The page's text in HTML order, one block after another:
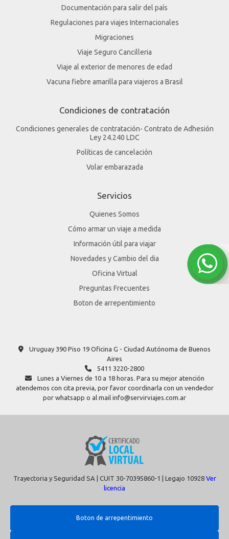
Documentación para salir del país
Regulaciones para viajes Internacionales
Migraciones
Viaje Seguro Cancilleria
Viaje al exterior de menores de edad
Vacuna fiebre amarilla para viajeros a Brasil
Condiciones de contratación
Condiciones generales de contratación- Contrato de Adhesión
Ley 24.240 LDC
Políticas de cancelación
Volar embarazada
Servicios
Quienes Somos
Cómo armar un viaje a medida
Información útil para viajar
Novedades y Cambio del dia
Oficina Virtual
Preguntas Frecuentes
Boton de arrepentimiento
Uruguay 390 Piso 19 Oficina G - Ciudad Autónoma de Buenos
Aires
5411 3220-2800
Lunes a Viernes de 10 a 18 horas. Para su mejor atención
atendemos con cita previa, por favor coordinarla con un vendedor
por whatsapp o al mail info@servirviajes.com.ar
Trayectoria y Seguridad SA | CUIT 30-70395860-1 | Legajo 10928 Ver
licencia
Boton de arrepentimiento